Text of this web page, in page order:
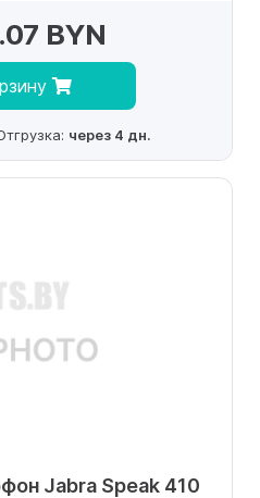
BYN
через 4 дн.
Jabra Speak 410